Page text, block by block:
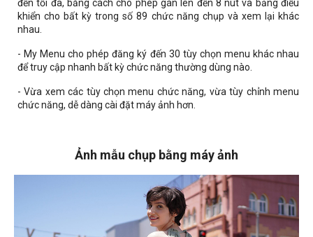
đến tối đa, bằng cách cho phép gán lên đến 8 nút và bảng điều
khiển cho bất kỳ trong số 89 chức năng chụp và xem lại khác
nhau.
- My Menu cho phép đăng ký đến 30 tùy chọn menu khác nhau
để truy cập nhanh bất kỳ chức năng thường dùng nào.
- Vừa xem các tùy chọn menu chức năng, vừa tùy chỉnh menu
chức năng, dễ dàng cài đặt máy ảnh hơn.
Ảnh mẫu chụp bằng máy ảnh